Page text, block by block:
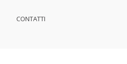
CONTATTI